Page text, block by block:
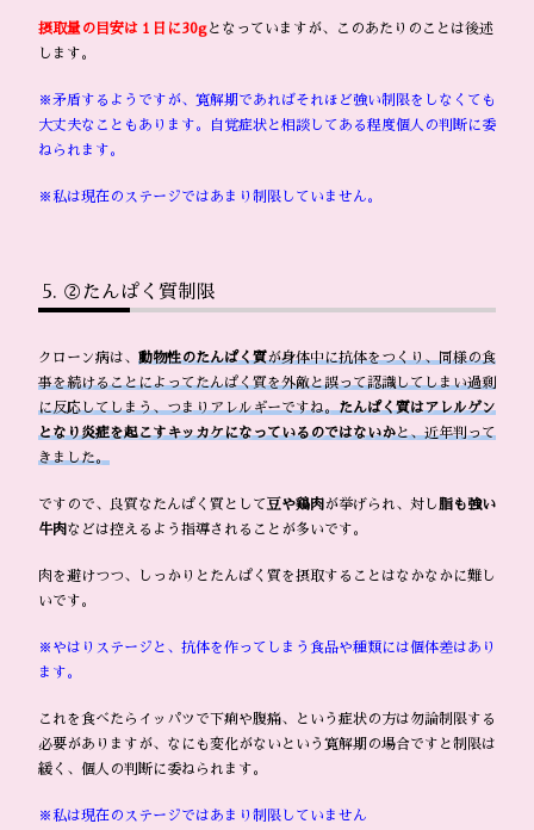
摂取量の目安は１日に30gとなっていますが、このあたりのことは後述
します。
※矛盾するようですが、寛解期であればそれほど強い制限をしなくても
大丈夫なこともあります。自覚症状と相談してある程度個人の判断に委
ねられます。
※私は現在のステージではあまり制限していません。
②たんぱく質制限
クローン病は、 動物性のたんぱく質が身体中に抗体をつくり、同様の食
事を続けることによってたんぱく質を外敵と誤って認識してしまい過剰
に反応してしまう、つまりアレルギーですね。たんぱく質はアレルゲン
となり炎症を起こすキッカケになっているのではないかと、近年判って
きました。
ですので、良質なたんぱく質として 豆や鶏肉 が挙げられ、対し 脂も強い
牛肉 などは控えるよう指導されることが多いです。
肉を避けつつ、しっかりとたんぱく質を摂取することはなかなかに難し
いです。
※やはりステージと、抗体を作ってしまう食品や種類には個体差はあり
ます。
これを食べたらイッパツで下痢や腹痛、という症状の方は勿論制限する
必要がありますが、なにも変化がないという寛解期の場合ですと制限は
緩く、個人の判断に委ねられます。
※私は現在のステージではあまり制限していません